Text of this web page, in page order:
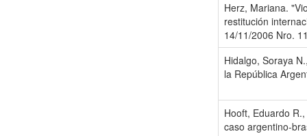
Herz, Mariana.
restitución
14/11/2006 Nro.
Hidalgo, Soraya
la República
Hooft, Eduardo
caso argentino-